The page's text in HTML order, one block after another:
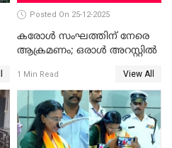
Posted On 25-12-2025
കരോള്‍ സംഘത്തിന് നേരെ
ആക്രമണം; ഒരാള്‍ അറസ്റ്റില്‍
1 Min Read View All